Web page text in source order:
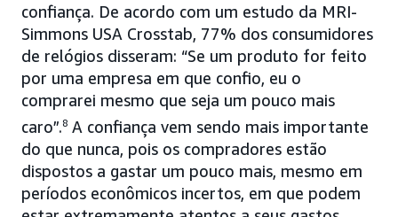
confiança. De acordo com um estudo da MRI-
Simmons USA Crosstab, 77% dos consumidores
de relógios disseram: “Se um produto for feito
por uma empresa em que confio, eu o
comprarei mesmo que seja um pouco mais
caro”.8 A confiança vem sendo mais importante
do que nunca, pois os compradores estão
dispostos a gastar um pouco mais, mesmo em
períodos econômicos incertos, em que podem